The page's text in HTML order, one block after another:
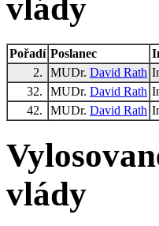
vlády
Pořadí Poslanec
2.
MUDr. David Rath
32.
MUDr. David Rath
42.
MUDr. David Rath
vlády